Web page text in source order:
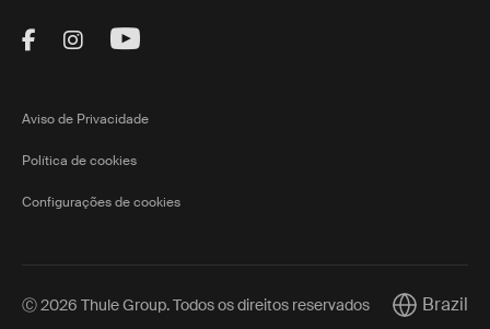
Visit Thule on Facebook (external link)
Visit Thule on Instagram (external link)
Visit Thule on Youtube (external
Aviso de Privacidade
Política de cookies
Configurações de cookies
Ⓒ 2026 Thule Group. Todos os direitos reservados Current
Brazil